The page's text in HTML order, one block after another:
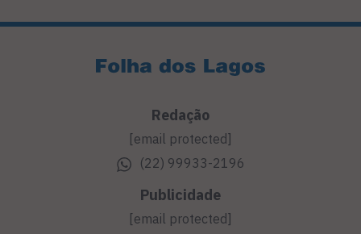
Redação
[email protected]
(22) 99933-2196
Publicidade
[email protected]